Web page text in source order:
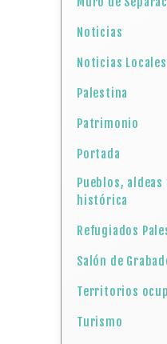
Noticias
Noticias Locales
Palestina
Patrimonio
Portada
Pueblos,
histórica
Refugiados
Salón de
Territorios
Turismo